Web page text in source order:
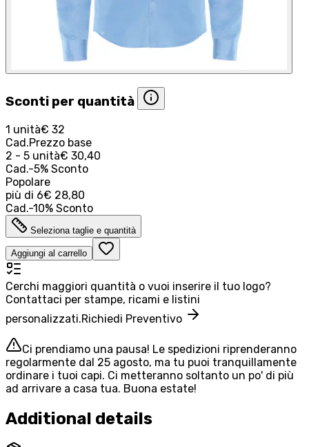
Sconti per quantità
1 unità€ 32
Cad.Prezzo base
2 - 5 unità€ 30,40
Cad.-5% Sconto
Popolare
più di 6€ 28,80
Cad.-10% Sconto
Seleziona taglie e quantità
Aggiungi al carrello
Cerchi maggiori quantità o vuoi inserire il tuo logo?
Contattaci per stampe, ricami e listini
personalizzati.Richiedi Preventivo
Ci prendiamo una pausa! Le spedizioni riprenderanno
regolarmente dal 25 agosto, ma tu puoi tranquillamente
ordinare i tuoi capi. Ci metteranno soltanto un po' di più
ad arrivare a casa tua. Buona estate!
Additional details